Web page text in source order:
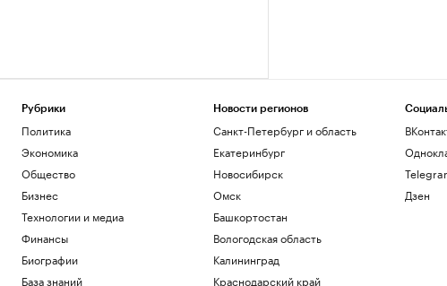
Рубрики
Политика
Экономика
Общество
Бизнес
Технологии и медиа
Финансы
Биографии
База знаний
Новости регионов
Санкт-Петербург и область
Екатеринбург
Новосибирск
Омск
Башкортостан
Вологодская область
Калининград
Краснодарский край
Дзен